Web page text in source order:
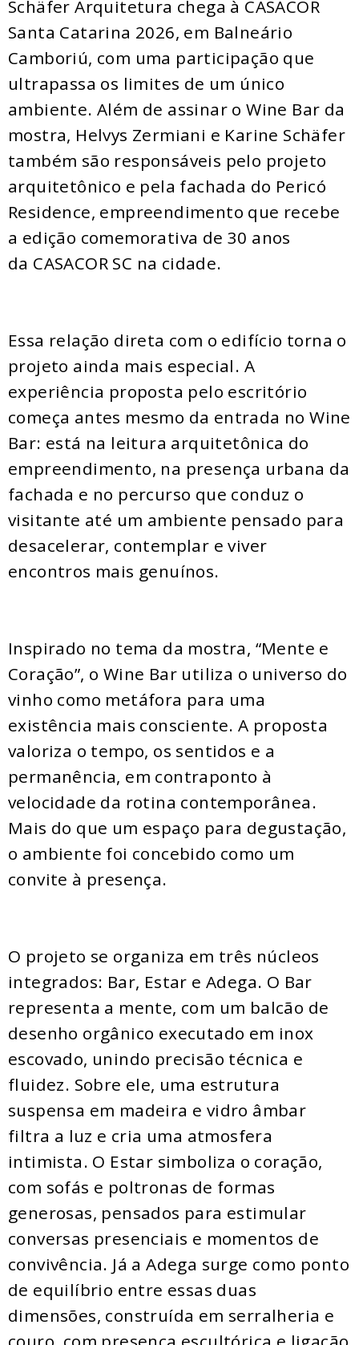
Schäfer Arquitetura chega à CASACOR
Santa Catarina 2026, em Balneário
Camboriú, com uma participação que
ultrapassa os limites de um único
ambiente. Além de assinar o Wine Bar da
mostra, Helvys Zermiani e Karine Schäfer
também são responsáveis pelo projeto
arquitetônico e pela fachada do Pericó
Residence, empreendimento que recebe
a edição comemorativa de 30 anos
da CASACOR SC na cidade.
Essa relação direta com o edifício torna o
projeto ainda mais especial. A
experiência proposta pelo escritório
começa antes mesmo da entrada no Wine
Bar: está na leitura arquitetônica do
empreendimento, na presença urbana da
fachada e no percurso que conduz o
visitante até um ambiente pensado para
desacelerar, contemplar e viver
encontros mais genuínos.
Inspirado no tema da mostra, “Mente e
Coração”, o Wine Bar utiliza o universo do
vinho como metáfora para uma
existência mais consciente. A proposta
valoriza o tempo, os sentidos e a
permanência, em contraponto à
velocidade da rotina contemporânea.
Mais do que um espaço para degustação,
o ambiente foi concebido como um
convite à presença.
O projeto se organiza em três núcleos
integrados: Bar, Estar e Adega. O Bar
representa a mente, com um balcão de
desenho orgânico executado em inox
escovado, unindo precisão técnica e
fluidez. Sobre ele, uma estrutura
suspensa em madeira e vidro âmbar
filtra a luz e cria uma atmosfera
intimista. O Estar simboliza o coração,
com sofás e poltronas de formas
generosas, pensados para estimular
conversas presenciais e momentos de
convivência. Já a Adega surge como ponto
de equilíbrio entre essas duas
dimensões, construída em serralheria e